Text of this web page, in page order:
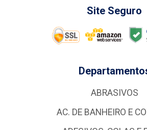
Site Seguro
ABRASIVOS
AC. DE BANHEIRO E